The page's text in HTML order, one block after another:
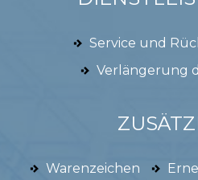
Service und
Verlängerung
Warenzeichen